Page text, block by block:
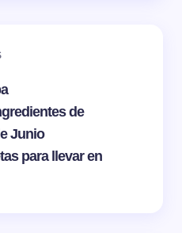
de
Junio
para llevar en